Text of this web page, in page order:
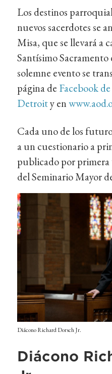
Los destinos
nuevos sacerdotes se
Misa, que se llevará a
Santísimo
solemne evento se
página de Facebook
Detroity en
Cada uno de los
a un cuestionario a
publicado por primera
del Seminario Mayor
Diácono Richard Dorsch Jr.
Diácono